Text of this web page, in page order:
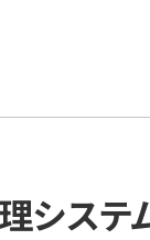
シス